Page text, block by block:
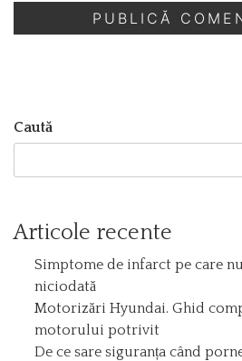
Caută
Articole recente
Simptome de infarct pe care
niciodată
Motorizări Hyundai. Ghid
motorului potrivit
De ce sare siguranța când